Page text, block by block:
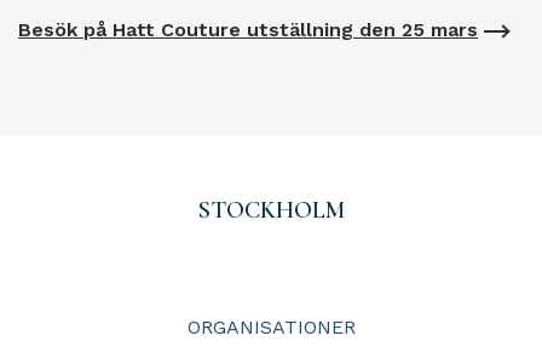
Besök på Hatt Couture utställning den 25 mars
STOCKHOLM
ORGANISATIONER